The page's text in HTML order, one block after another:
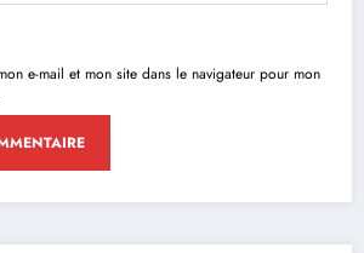
e-mail et mon site dans le navigateur pour mon